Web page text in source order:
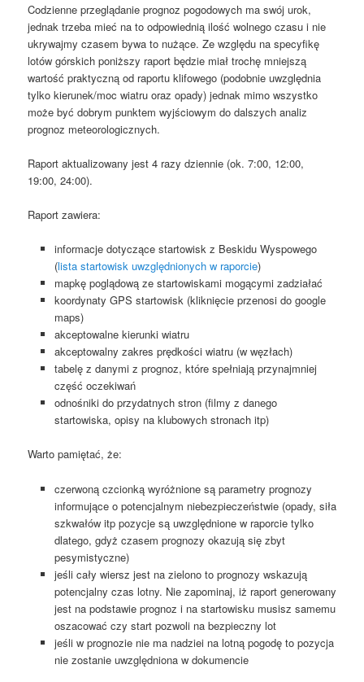
Codzienne przeglądanie prognoz pogodowych ma swój urok,
jednak trzeba mieć na to odpowiednią ilość wolnego czasu i nie
ukrywajmy czasem bywa to nużące. Ze względu na specyfikę
lotów górskich poniższy raport będzie miał trochę mniejszą
wartość praktyczną od raportu klifowego (podobnie uwzględnia
tylko kierunek/moc wiatru oraz opady) jednak mimo wszystko
może być dobrym punktem wyjściowym do dalszych analiz
prognoz meteorologicznych.
Raport aktualizowany jest 4 razy dziennie (ok. 7:00, 12:00,
19:00, 24:00).
Raport zawiera:
informacje dotyczące startowisk z Beskidu Wyspowego
(lista startowisk uwzględnionych w raporcie)
mapkę poglądową ze startowiskami mogącymi zadziałać
koordynaty GPS startowisk (kliknięcie przenosi do google
maps)
akceptowalne kierunki wiatru
akceptowalny zakres prędkości wiatru (w węzłach)
tabelę z danymi z prognoz, które spełniają przynajmniej
część oczekiwań
odnośniki do przydatnych stron (filmy z danego
startowiska, opisy na klubowych stronach itp)
Warto pamiętać, że:
czerwoną czcionką wyróżnione są parametry prognozy
informujące o potencjalnym niebezpieczeństwie (opady, siła
szkwałów itp pozycje są uwzględnione w raporcie tylko
dlatego, gdyż czasem prognozy okazują się zbyt
pesymistyczne)
jeśli cały wiersz jest na zielono to prognozy wskazują
potencjalny czas lotny. Nie zapominaj, iż raport generowany
jest na podstawie prognoz i na startowisku musisz samemu
oszacować czy start pozwoli na bezpieczny lot
jeśli w prognozie nie ma nadziei na lotną pogodę to pozycja
nie zostanie uwzględniona w dokumencie